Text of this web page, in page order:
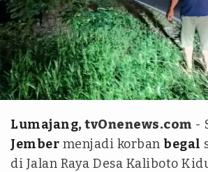
tvOne - wawan sugiarto
Lumajang, tvOnenews.com -
Jember menjadi korban begal
di Jalan Raya Desa Kaliboto